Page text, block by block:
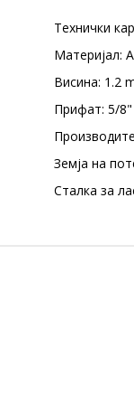
Технички
Материјал:
Висина: 1.2
Прифат: 5/
Земја на
Сталка за